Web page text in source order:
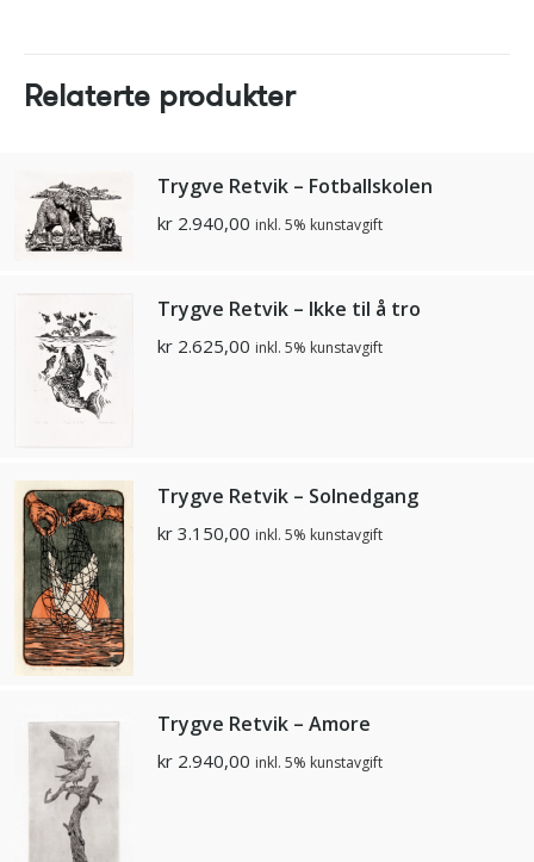
Relaterte produkter
Trygve Retvik – Fotballskolen
kr 2.940,00 inkl. 5% kunstavgift
Trygve Retvik – Ikke til å tro
kr 2.625,00 inkl. 5% kunstavgift
Trygve Retvik – Solnedgang
kr 3.150,00 inkl. 5% kunstavgift
Trygve Retvik – Amore
kr 2.940,00 inkl. 5% kunstavgift